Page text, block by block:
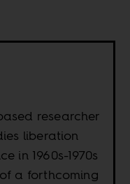
researcher
liberation
in 1960s-1970s
a forthcoming